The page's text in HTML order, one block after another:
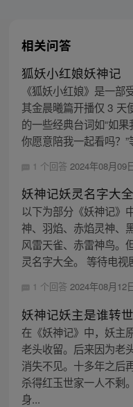
相关问答
狐妖小红娘妖神记
《狐妖小红娘》是一部
其金晨曦篇开播仅 3 天
的一些经典台词如“如果
你愿意陪我一起看吗？
1 个回答 2024年08月09
妖神记妖灵名字大全
以下为部分《妖神记》
神、羽焰、赤焰灵神、
风雷天雀、赤雷神鸟。
灵名字大全。 等待电
1 个回答 2024年08月12
妖神记妖主是谁转世
在《妖神记》中，妖主
老头收留。后来因为老
消失不见。十多年之后
杀得红玉世家一人不剩
身...